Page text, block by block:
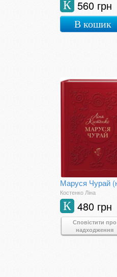
560 грн
К
В кошик
Костенко Ліна
480 грн
К
Сповістити про
надходження